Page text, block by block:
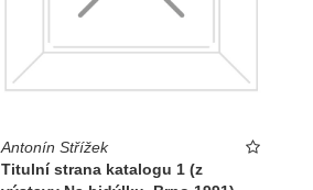
Antonín Střížek
Titulní strana katalogu 1 (z